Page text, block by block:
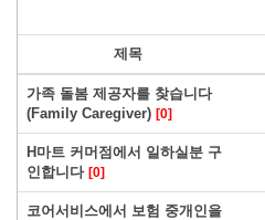
제목
가족 돌봄 제공자를 찾습니다
(Family Caregiver) [0]
H마트 커머점에서 일하실분 구
인합니다 [0]
코어서비스에서 보험 중개인을